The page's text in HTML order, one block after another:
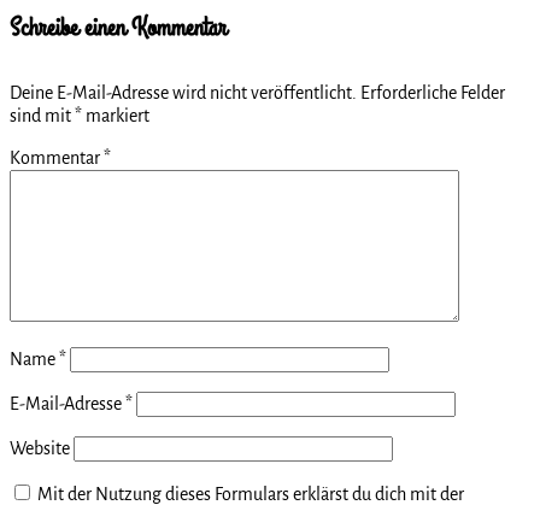
Schreibe einen Kommentar
Deine E-Mail-Adresse wird nicht veröffentlicht. Erforderliche Felder
sind mit* markiert
Kommentar*
Name*
E-Mail-Adresse*
Website
Mit der Nutzung dieses Formulars erklärst du dich mit der